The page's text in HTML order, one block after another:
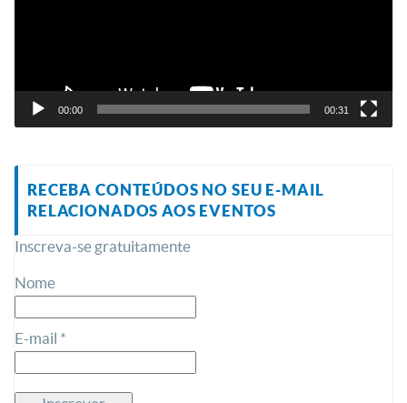
00:00 00:31
RECEBA CONTEÚDOS NO SEU E-MAIL
RELACIONADOS AOS EVENTOS
Inscreva-se gratuitamente
Nome
E-mail *